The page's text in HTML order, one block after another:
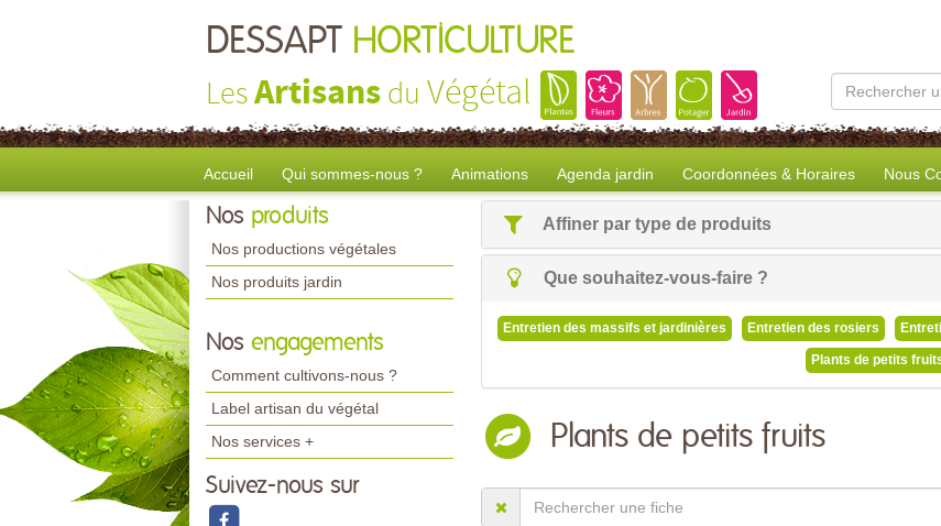
DESSAPT HORTICULTURE
LesArtisans du Végétal
Accueil Qui sommes-nous ? Animations Agenda jardin Coordonnées & Horaires Nous
Nos produits
Nos productions végétales
Nos produits jardin
Nos engagements
Comment cultivons-nous ?
Label artisan du végétal
Nos services +
Suivez-nous sur
Affiner par type de produits
Que souhaitez-vous-faire ?
Entretien des massifs et jardinières Entretien des rosiers
Plants de petits
Plants de petits fruits